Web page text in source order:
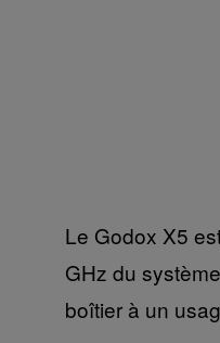
Le Godox X5
GHz du
boîtier à un